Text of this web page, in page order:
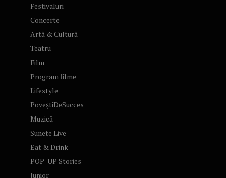
Festivaluri
Concerte
Artă & Cultură
Teatru
Film
Program filme
Lifestyle
PoveștiDeSucces
Muzică
Sunete Live
Eat & Drink
POP-UP Stories
Junior